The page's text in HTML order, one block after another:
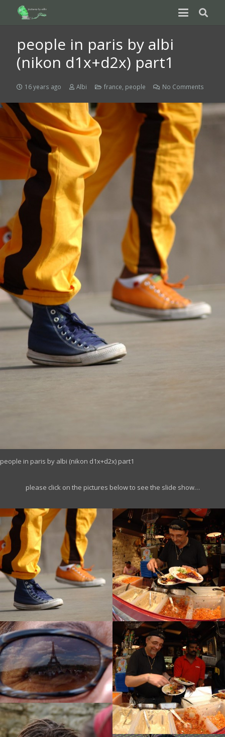
people in paris by albi
(nikon d1x+d2x) part1
16 years ago Albi france people No Comments
people in paris by albi (nikon d1x+d2x) part1
please click on the pictures below to see the slide show…